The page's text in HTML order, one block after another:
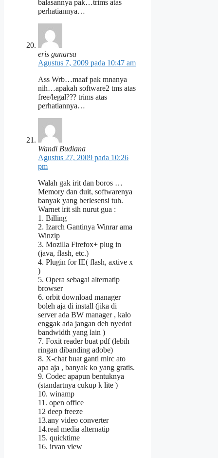
balasannya pak…trims atas
perhatiannya…
eris gunarsa
Agustus 7, 2009 pada 10:47 am
Ass Wrb…maaf pak mnanya
nih…apakah software2 tms atas
free/legal??? trims atas
perhatiannya…
Wandi Budiana
Agustus 27, 2009 pada 10:26
pm
Walah gak irit dan boros …
Memory dan duit, softwarenya
banyak yang berlesensi tuh.
Warnet irit sih nurut gua :
1. Billing
2. Izarch Gantinya Winrar ama
Winzip
3. Mozilla Firefox+ plug in
(java, flash, etc.)
4. Plugin for IE( flash, axtive x
)
5. Opera sebagai alternatip
browser
6. orbit download manager
boleh aja di install (jika di
server ada BW manager , kalo
enggak ada jangan deh nyedot
bandwidth yang lain )
7. Foxit reader buat pdf (lebih
ringan dibanding adobe)
8. X-chat buat ganti mirc ato
apa aja , banyak ko yang gratis.
9. Codec apapun bentuknya
(standartnya cukup k lite )
10. winamp
11. open office
12 deep freeze
13.any video converter
14.real media alternatip
15. quicktime
16. irvan view